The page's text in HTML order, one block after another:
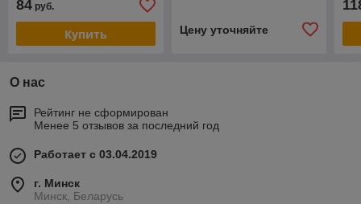
84 руб.
Купить Цену уточняйте
О нас
Рейтинг не сформирован
Менее 5 отзывов за последний год
Работает с 03.04.2019
г. Минск
Минск, Беларусь